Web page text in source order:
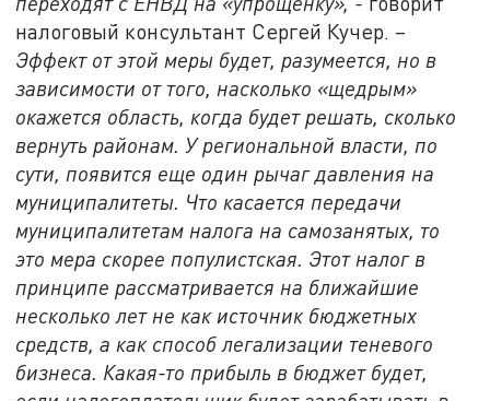
налоговый консультант Сергей Кучер. –
Эффект от этой меры будет, разумеется, но в
зависимости от того, насколько «щедрым»
окажется область, когда будет решать, сколько
вернуть районам. У региональной власти, по
сути, появится еще один рычаг давления на
муниципалитеты. Что касается передачи
муниципалитетам налога на самозанятых, то
это мера скорее популистская. Этот налог в
принципе рассматривается на ближайшие
несколько лет не как источник бюджетных
средств, а как способ легализации теневого
бизнеса. Какая-то прибыль в бюджет будет,